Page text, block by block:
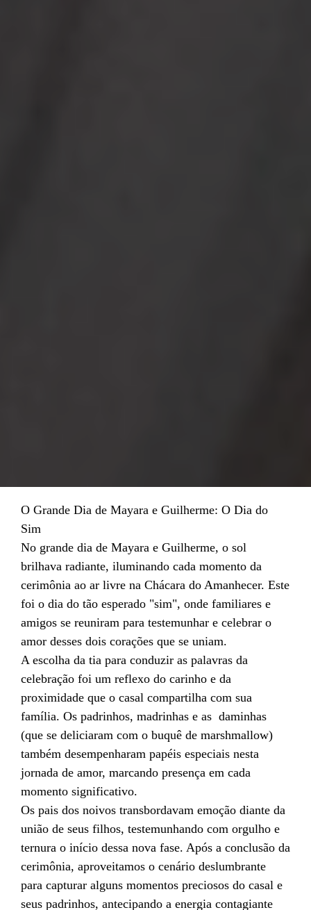
O Grande Dia de Mayara e Guilherme: O Dia do
Sim
No grande dia de Mayara e Guilherme, o sol
brilhava radiante, iluminando cada momento da
cerimônia ao ar livre na Chácara do Amanhecer. Este
foi o dia do tão esperado "sim", onde familiares e
amigos se reuniram para testemunhar e celebrar o
amor desses dois corações que se uniam.
A escolha da tia para conduzir as palavras da
celebração foi um reflexo do carinho e da
proximidade que o casal compartilha com sua
família. Os padrinhos, madrinhas e as daminhas
(que se deliciaram com o buquê de marshmallow)
também desempenharam papéis especiais nesta
jornada de amor, marcando presença em cada
momento significativo.
Os pais dos noivos transbordavam emoção diante da
união de seus filhos, testemunhando com orgulho e
ternura o início dessa nova fase. Após a conclusão da
cerimônia, aproveitamos o cenário deslumbrante
para capturar alguns momentos preciosos do casal e
seus padrinhos, antecipando a energia contagiante